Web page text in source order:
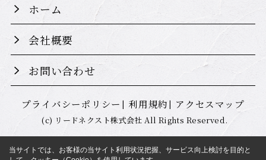
ホーム
会社概要
お問い合わせ
プライバシーポリシー 利用規約 アクセスマップ
(c) リードネクスト株式会社 All Rights Reserved.
当サイトでは、お客様の当サイト利用状況把握、サービス向上検討を目的と